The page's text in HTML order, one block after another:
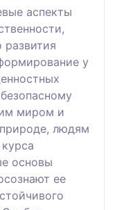
аспекты
у
миром и
людям
основы
ее